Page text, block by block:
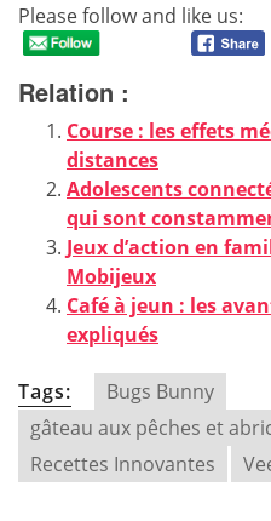
Please follow and like us:
Relation :
Course : les effets
distances
Adolescents
qui sont
Jeux d’action en
Mobijeux
Café à jeun : les
expliqués
Tags:
Bugs Bunny
gâteau aux pêches et
Recettes Innovantes